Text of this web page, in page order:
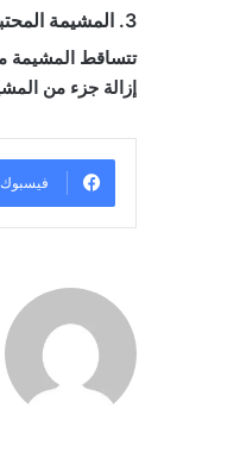
3. المشيمة المحتبسة
تتساقط المشيمة
إزالة جزء من
فيسبوك